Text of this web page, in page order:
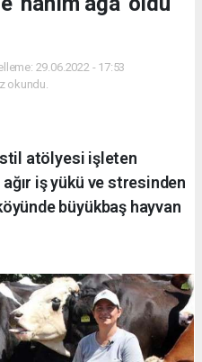
29.06.2022 - 17:53
okundu.
atölyesi işleten
iş yükü ve stresinden
büyükbaş hayvan